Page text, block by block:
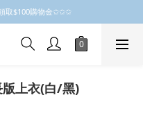
取$100購物金✩✩✩
取$100購物金✩✩✩
家成為小粒子
上衣(白/黑)